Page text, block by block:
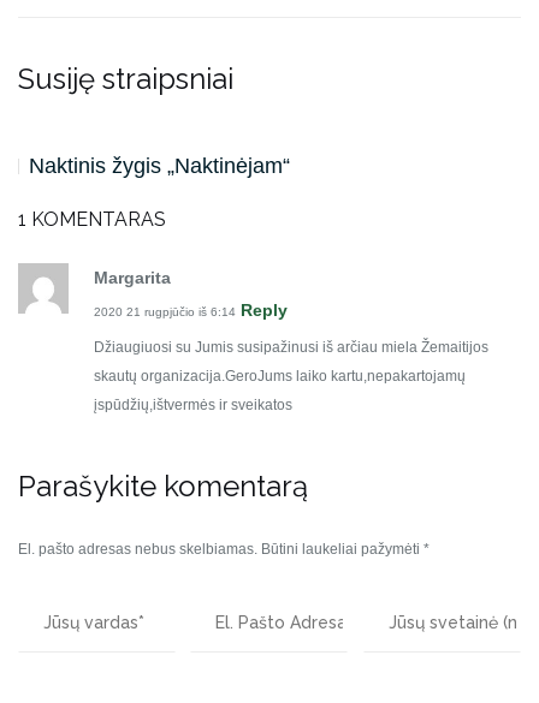
Susiję straipsniai
Naktinis žygis „Naktinėjam“
1 KOMENTARAS
Margarita
2020 21 rugpjūčio iš 6:14 Reply
Džiaugiuosi su Jumis susipažinusi iš arčiau miela Žemaitijos
skautų organizacija.GeroJums laiko kartu,nepakartojamų
įspūdžių,ištvermės ir sveikatos
Parašykite komentarą
El. pašto adresas nebus skelbiamas. Būtini laukeliai pažymėti *